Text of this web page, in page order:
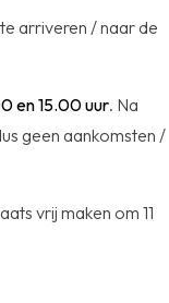
arriveren / naar de
en 15.00 uur. Na
geen aankomsten /
vrij maken om 11